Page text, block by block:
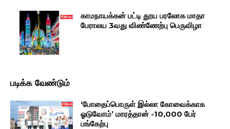
காமநாயக்கன் பட்டி தூய பரலோக மாதா
பேராலய 3வது விண்ணேற்பு பெருவிழா
படிக்க வேண்டும்
‘போதைப்பொருள் இல்லா கோவைக்காக
ஓடுவோம்’ மாரத்தான் -10,000 பேர்
பங்கேற்பு